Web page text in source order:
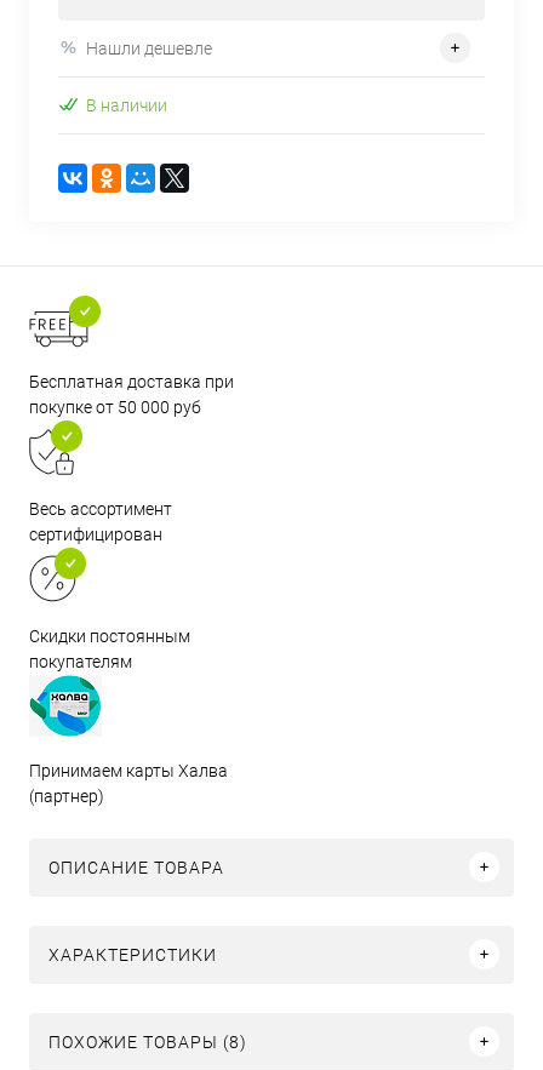
Нашли дешевле
В наличии
Бесплатная доставка при
покупке от 50 000 руб
Весь ассортимент
сертифицирован
Скидки постоянным
покупателям
Принимаем карты Халва
(партнер)
ОПИСАНИЕ ТОВАРА
ХАРАКТЕРИСТИКИ
ПОХОЖИЕ ТОВАРЫ (8)